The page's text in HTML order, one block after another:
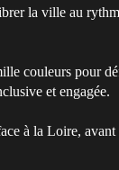
la ville au
couleurs pour
et engagée.
à la Loire, avant